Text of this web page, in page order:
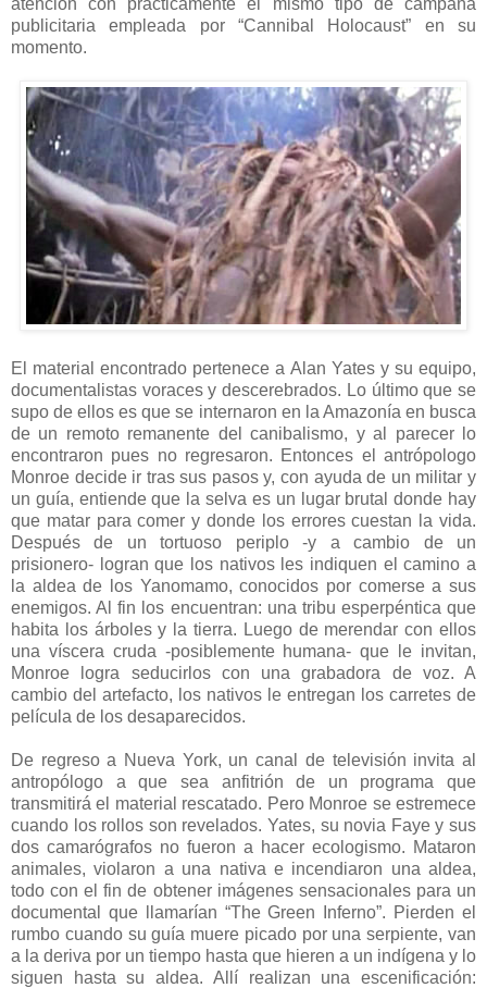
publicitaria empleada por “Cannibal Holocaust” en su
momento.
El material encontrado pertenece a Alan Yates y su equipo,
documentalistas voraces y descerebrados. Lo último que se
supo de ellos es que se internaron en la Amazonía en busca
de un remoto remanente del canibalismo, y al parecer lo
encontraron pues no regresaron. Entonces el antrópologo
Monroe decide ir tras sus pasos y, con ayuda de un militar y
un guía, entiende que la selva es un lugar brutal donde hay
que matar para comer y donde los errores cuestan la vida.
Después de un tortuoso periplo -y a cambio de un
prisionero- logran que los nativos les indiquen el camino a
la aldea de los Yanomamo, conocidos por comerse a sus
enemigos. Al fin los encuentran: una tribu esperpéntica que
habita los árboles y la tierra. Luego de merendar con ellos
una víscera cruda -posiblemente humana- que le invitan,
Monroe logra seducirlos con una grabadora de voz. A
cambio del artefacto, los nativos le entregan los carretes de
película de los desaparecidos.
De regreso a Nueva York, un canal de televisión invita al
antropólogo a que sea anfitrión de un programa que
transmitirá el material rescatado. Pero Monroe se estremece
cuando los rollos son revelados. Yates, su novia Faye y sus
dos camarógrafos no fueron a hacer ecologismo. Mataron
animales, violaron a una nativa e incendiaron una aldea,
todo con el fin de obtener imágenes sensacionales para un
documental que llamarían “The Green Inferno”. Pierden el
rumbo cuando su guía muere picado por una serpiente, van
a la deriva por un tiempo hasta que hieren a un indígena y lo
siguen hasta su aldea. Allí realizan una escenificación: